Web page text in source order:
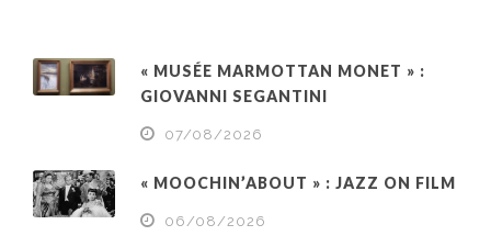
« MUSÉE MARMOTTAN MONET » :
GIOVANNI SEGANTINI
07/08/2026
« MOOCHIN’ABOUT » : JAZZ ON FILM
06/08/2026